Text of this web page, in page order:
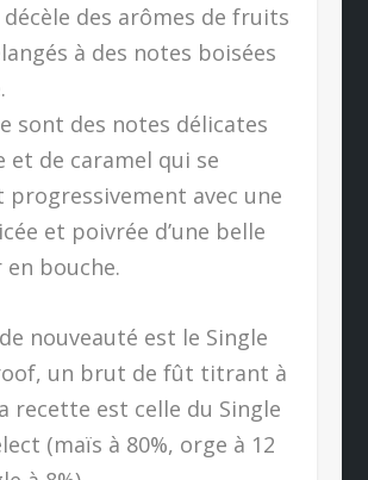
décèle des arômes de fruits
à des notes boisées
sont des notes délicates
et de caramel qui se
progressivement avec une
et poivrée d’une belle
bouche.
nouveauté est le Single
un brut de fût titrant à
recette est celle du Single
(maïs à 80%, orge à 12